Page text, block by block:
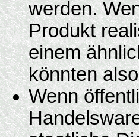
werden.
Produkt
einem
könnten
Wenn